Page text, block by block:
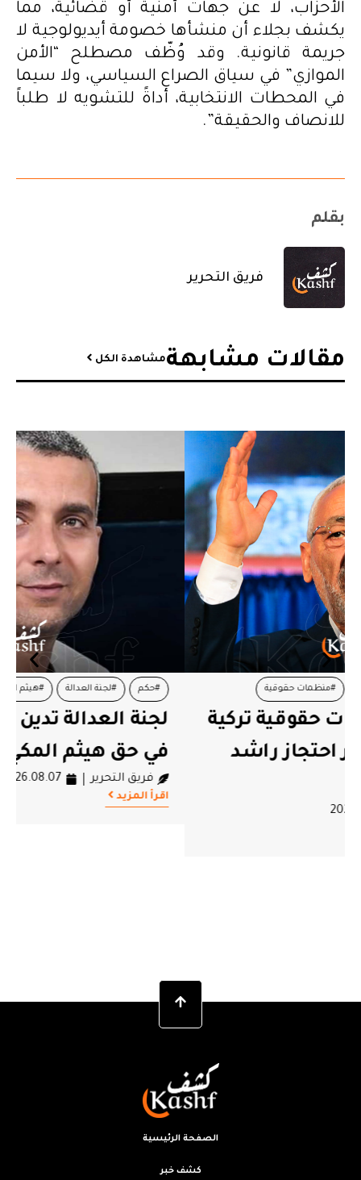
الأحزاب، لا عن جهات أمنية أو قضائية، مما
يكشف بجلاء أن منشأها خصومة أيديولوجية لا
جريمة قانونية. وقد وُظّف مصطلح “الأمن
الموازي” في سياق الصراع السياسي، ولا سيما
في المحطات الانتخابية، أداةً للتشويه لا طلباً
للانصاف والحقيقة”.
بقلم
فريق التحرير
مقالات مشابهة​مشاهدة الكل
#حكم #لجنة العدالة #هيثم المكي
لجنة العدالة تدين الحكم الصادر
في حق هيثم المكي
2026.08.07
الصفحة الرئيسية
كشف خبر